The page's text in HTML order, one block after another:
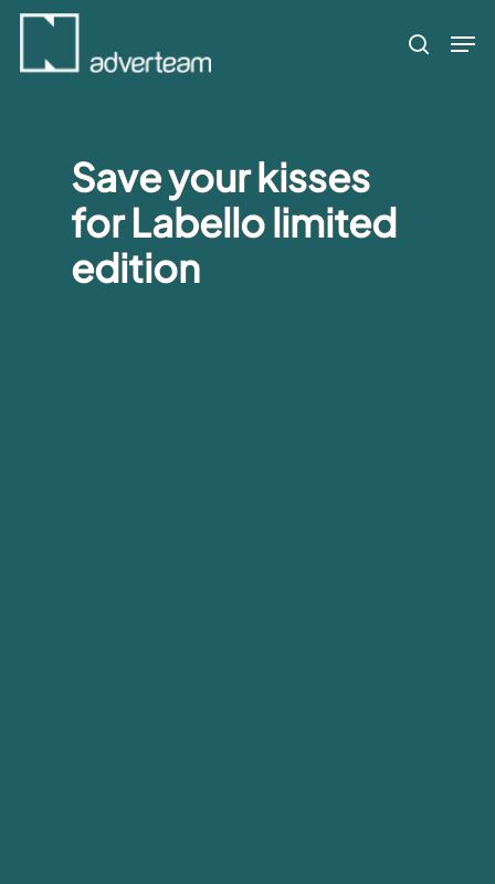
Skip
main
search
Save your kisses
for Labello limited
edition